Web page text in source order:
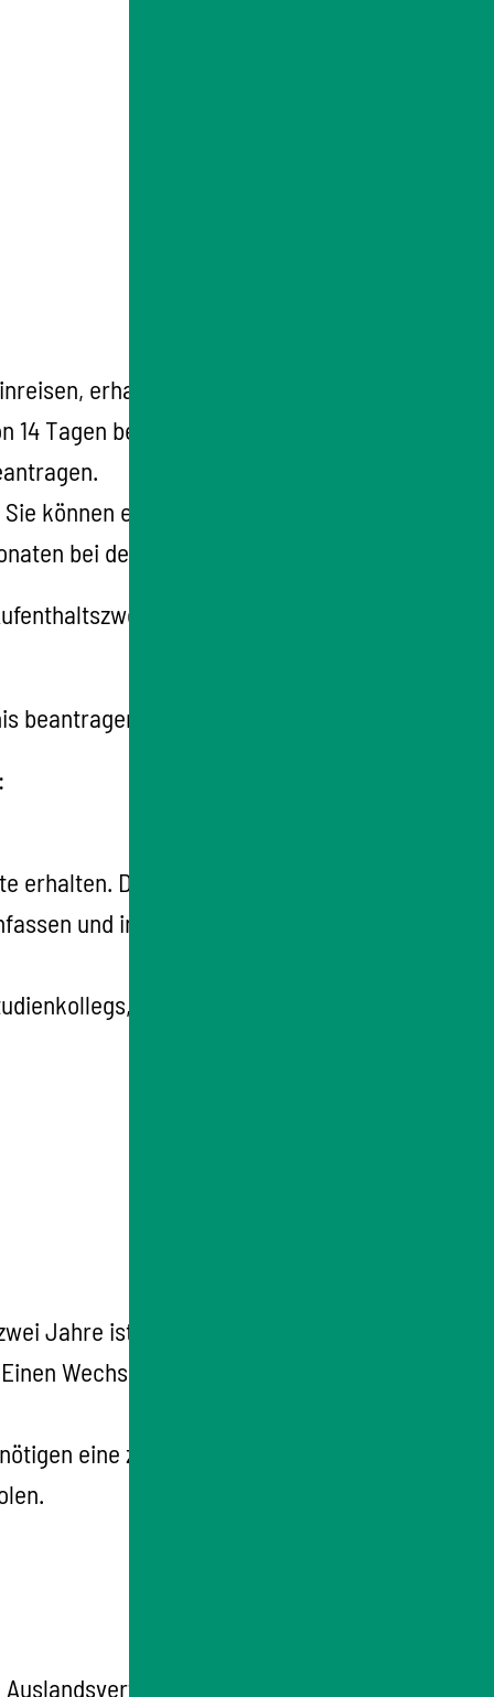
erhalten Sie in der Regel mit einer
Tagen beim Einwohnermeldeamt des
können eine Aufenthaltserlaubnis für
bei der Ausländerbehörde anzeigen.
müssen Sie die
beantragen.
Der Kurs muss pro Woche
und in einem
vorbereitende Praktika)
Jahre ist möglich.
Wechsel der Fachrichtung oder des
eine zusätzliche Bewilligung der
(Botschaft, Konsulat)